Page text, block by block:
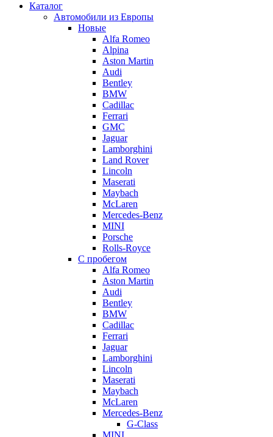
Каталог
Автомобили из Европы
Новые
Alfa Romeo
Alpina
Aston Martin
Audi
Bentley
BMW
Cadillac
Ferrari
GMC
Jaguar
Lamborghini
Land Rover
Lincoln
Maserati
Maybach
McLaren
Mercedes-Benz
MINI
Porsche
Rolls-Royce
С пробегом
Alfa Romeo
Aston Martin
Audi
Bentley
BMW
Cadillac
Ferrari
Jaguar
Lamborghini
Lincoln
Maserati
Maybach
McLaren
Mercedes-Benz
G-Class
MINI